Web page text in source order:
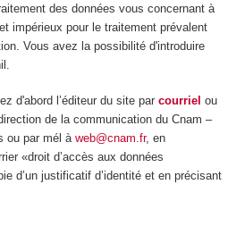
des données vous concernant à
impérieux pour le traitement prévalent
Vous avez la possibilité d'introduire
d'abord l’éditeur du site par courriel ou
de la communication du Cnam –
ou par mél à web@cnam.fr, en
«droit d’accès aux données
d’un justificatif d’identité et en précisant